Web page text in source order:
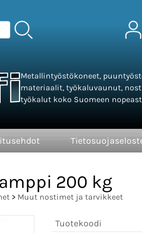
Metallintyöstökoneet,
materiaalit, työkaluvaunut,
työkalut koko Suomeen
200 kg
> Muut nostimet ja tarvikkeet
Tuotekoodi